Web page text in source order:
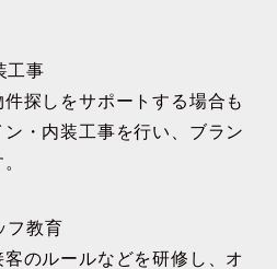
工事
探しをサポートする場合も
・内装工事を行い、ブラン
フ教育
のルールなどを研修し、オ